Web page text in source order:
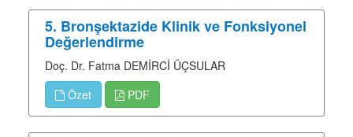
5. Bronşektazide Klinik ve Fonksiyonel
Değerlendirme
Doç. Dr. Fatma DEMİRCİ ÜÇSULAR
Özet
PDF